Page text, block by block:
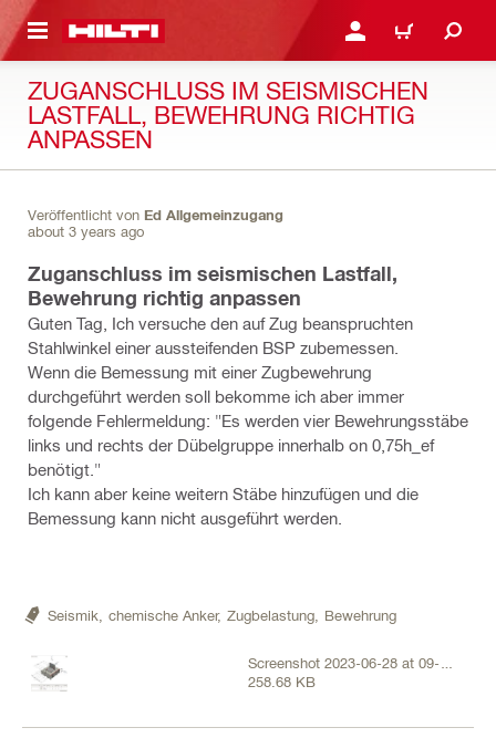
ANMELDEN ODER
WARENKORB
ZUGANSCHLUSS IM SEISMISCHEN
LASTFALL, BEWEHRUNG RICHTIG
ANPASSEN
Veröffentlicht von Ed Allgemeinzugang
about 3 years ago
Zuganschluss im seismischen Lastfall,
Bewehrung richtig anpassen
Guten Tag, Ich versuche den auf Zug beanspruchten
Stahlwinkel einer aussteifenden BSP zubemessen.
Wenn die Bemessung mit einer Zugbewehrung
durchgeführt werden soll bekomme ich aber immer
folgende Fehlermeldung: "Es werden vier Bewehrungsstäbe
links und rechts der Dübelgruppe innerhalb on 0,75h_ef
benötigt."
Ich kann aber keine weitern Stäbe hinzufügen und die
Bemessung kann nicht ausgeführt werden.
Seismik, chemische Anker, Zugbelastung, Bewehrung
Screenshot 2023-06-28 at 09-
06-43 Hilti PROFIS Engineering -
258.68 KB